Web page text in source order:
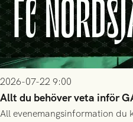
2026-07-22 9:00
Allt du behöver veta inför
All evenemangsinformation